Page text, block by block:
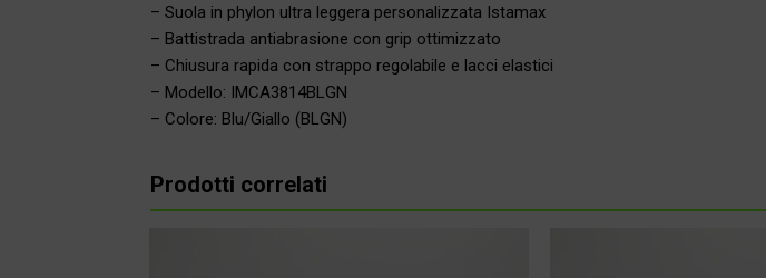
– Suola in phylon ultra leggera personalizzata Istamax
– Battistrada antiabrasione con grip ottimizzato
– Chiusura rapida con strappo regolabile e lacci elastici
– Modello: IMCA3814BLGN
– Colore: Blu/Giallo (BLGN)
Prodotti correlati